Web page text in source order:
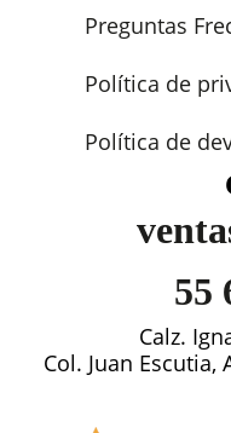
Preguntas
Política de
Política de
55
Calz.
Col. Juan Escutia,